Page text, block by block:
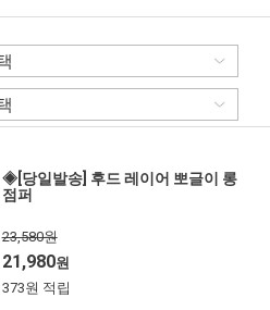
◈[당일발송] 후드 레이어 뽀글이 롱
점퍼
23,580원
21,980원
373원 적립